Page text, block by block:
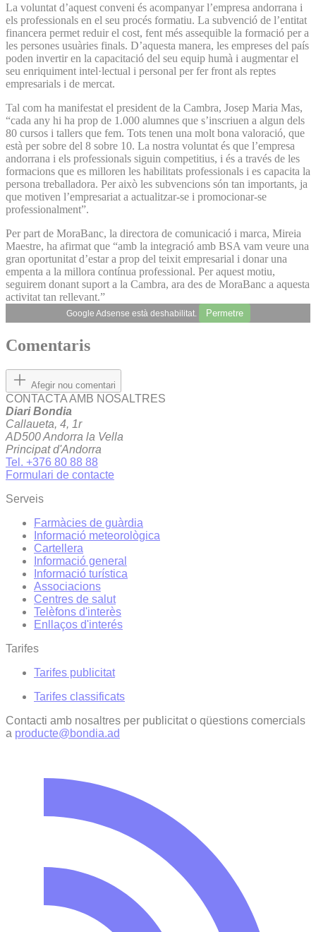
La voluntat d’aquest conveni és acompanyar l’empresa andorrana i
els professionals en el seu procés formatiu. La subvenció de l’entitat
financera permet reduir el cost, fent més assequible la formació per a
les persones usuàries finals. D’aquesta manera, les empreses del país
poden invertir en la capacitació del seu equip humà i augmentar el
seu enriquiment intel·lectual i personal per fer front als reptes
empresarials i de mercat.
Tal com ha manifestat el president de la Cambra, Josep Maria Mas,
“cada any hi ha prop de 1.000 alumnes que s’inscriuen a algun dels
80 cursos i tallers que fem. Tots tenen una molt bona valoració, que
està per sobre del 8 sobre 10. La nostra voluntat és que l’empresa
andorrana i els professionals siguin competitius, i és a través de les
formacions que es milloren les habilitats professionals i es capacita la
persona treballadora. Per això les subvencions són tan importants, ja
que motiven l’empresariat a actualitzar-se i promocionar-se
professionalment”.
Per part de MoraBanc, la directora de comunicació i marca, Mireia
Maestre, ha afirmat que “amb la integració amb BSA vam veure una
gran oportunitat d’estar a prop del teixit empresarial i donar una
empenta a la millora contínua professional. Per aquest motiu,
seguirem donant suport a la Cambra, ara des de MoraBanc a aquesta
activitat tan rellevant.”
Google Adsense està deshabilitat. Permetre
Comentaris
Afegir nou comentari
CONTACTA AMB NOSALTRES
Diari Bondia
Callaueta, 4, 1r
AD500 Andorra la Vella
Principat d'Andorra
Tel. +376 80 88 88
Formulari de contacte
Serveis
Farmàcies de guàrdia
Informació meteorològica
Cartellera
Informació general
Informació turística
Associacions
Centres de salut
Telèfons d'interès
Enllaços d'interés
Tarifes
Tarifes publicitat
Tarifes classificats
Contacti amb nosaltres per publicitat o qüestions comercials
a producte@bondia.ad